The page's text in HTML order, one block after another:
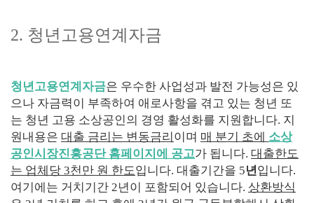
2. 청년고용연계자금
청년고용연계자금은 우수한 사업성과 발전 가능성은 있
으나 자금력이 부족하여 애로사항을 겪고 있는 청년 또
는 청년 고용 소상공인의 경영 활성화를 지원합니다. 지
원내용은 대출 금리는 변동금리 이며 매 분기 초에 소상
공인시장진흥공단 홈페이지에 공고가 됩니다. 대출한도
는 업체당 3천만 원 한도입니다. 대출기간을 5년입니다.
여기에는 거치기간 2년이 포함되어 있습니다. 상환방식